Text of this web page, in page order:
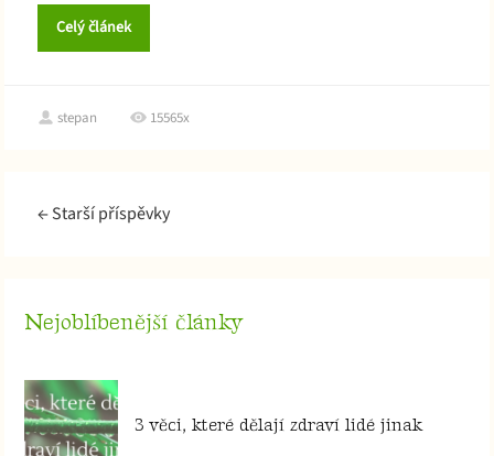
Celý článek
stepan 15565x
←Starší příspěvky
Nejoblíbenější články
3 věci, které dělají zdraví lidé jinak